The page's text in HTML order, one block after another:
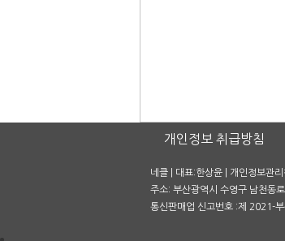
개인정보 취급방침
네클 | 대표:한상윤 | 개인정보관
주소: 부산광역시 수영구 남천
통신판매업 신고번호 :제 2021-